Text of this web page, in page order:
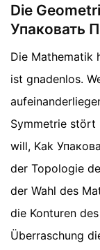
Die
Упаковать
Die Mathematik
ist gnadenlos.
Symmetrie stört
will, Kak
der Topologie
der Wahl des
die Konturen
Überraschung